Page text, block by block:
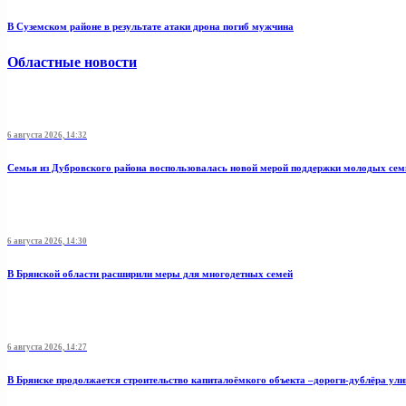
В Суземском районе в результате атаки дрона погиб мужчина
Областные новости
6 августа 2026, 14:32
Семья из Дубровского района воспользовалась новой мерой поддержки молодых
6 августа 2026, 14:30
В Брянской области расширили меры для многодетных семей
6 августа 2026, 14:27
В Брянске продолжается строительство капиталоёмкого объекта –дороги-дублёра